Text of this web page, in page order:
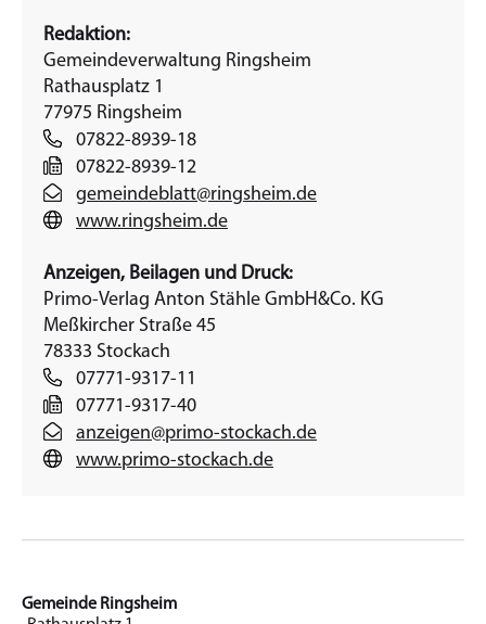
Redaktion:
Gemeindeverwaltung Ringsheim
Rathausplatz 1
77975 Ringsheim
07822-8939-18
07822-8939-12
gemeindeblatt@ringsheim.de
www.ringsheim.de
Anzeigen, Beilagen und Druck:
Primo-Verlag Anton Stähle GmbH&Co. KG
Meßkircher Straße 45
78333 Stockach
07771-9317-11
07771-9317-40
anzeigen@primo-stockach.de
www.primo-stockach.de
Gemeinde Ringsheim